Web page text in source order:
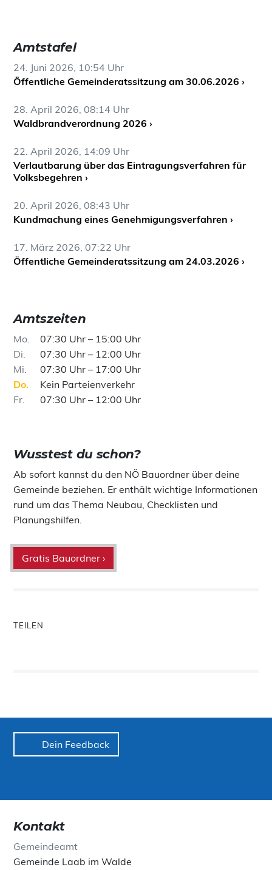
Amtstafel
24. Juni 2026, 10:54 Uhr
Öffentliche Gemeinderatssitzung am 30.06.2026 ›
28. April 2026, 08:14 Uhr
Waldbrandverordnung 2026 ›
22. April 2026, 14:09 Uhr
Verlautbarung über das Eintragungsverfahren für
Volksbegehren ›
20. April 2026, 08:43 Uhr
Kundmachung eines Genehmigungsverfahren ›
17. März 2026, 07:22 Uhr
Öffentliche Gemeinderatssitzung am 24.03.2026 ›
Amtszeiten
Mo
07:30 Uhr – 15:00 Uhr
Di
07:30 Uhr – 12:00 Uhr
Mi
07:30 Uhr – 17:00 Uhr
Do
Kein Parteienverkehr
Fr
07:30 Uhr – 12:00 Uhr
Wusstest du schon?
Ab sofort kannst du den NÖ Bauordner über deine
Gemeinde beziehen. Er enthält wichtige Informationen
rund um das Thema Neubau, Checklisten und
Planungshilfen.
Gratis Bauordner ›
TEILEN
Dein Feedback
Kontakt
Gemeindeamt
Gemeinde Laab im Walde